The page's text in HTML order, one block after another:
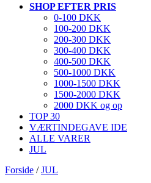
SHOP EFTER PRIS
0-100 DKK
100-200 DKK
200-300 DKK
300-400 DKK
400-500 DKK
500-1000 DKK
1000-1500 DKK
1500-2000 DKK
2000 DKK og op
TOP 30
VÆRTINDEGAVE IDE
ALLE VARER
JUL
Forside /JUL